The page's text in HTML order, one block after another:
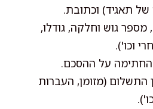
תאגיד) וכתובת.
גוש וחלקה, גודלו,
וכו').
על ההסכם.
התשלום (מזומן, העברות